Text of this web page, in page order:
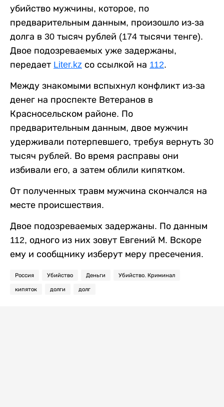
убийство мужчины, которое, по
предварительным данным, произошло из-за
долга в 30 тысяч рублей (174 тысячи тенге).
Двое подозреваемых уже задержаны,
передает Liter.kz со ссылкой на 112.
Между знакомыми вспыхнул конфликт из-за
денег на проспекте Ветеранов в
Красносельском районе. По
предварительным данным, двое мужчин
удерживали потерпевшего, требуя вернуть 30
тысяч рублей. Во время расправы они
избивали его, а затем облили кипятком.
От полученных травм мужчина скончался на
месте происшествия.
Двое подозреваемых задержаны. По данным
112, одного из них зовут Евгений М. Вскоре
ему и сообщнику изберут меру пресечения.
Россия Убийство Деньги Убийство. Криминал
кипяток долги долг